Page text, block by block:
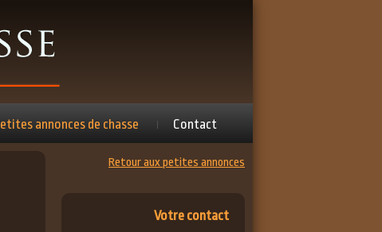
annonces de chasse Contact
Retour aux petites annonces
Votre contact